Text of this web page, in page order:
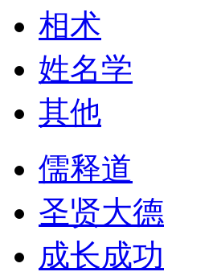
相术
姓名学
其他
儒释道
圣贤大德
成长成功